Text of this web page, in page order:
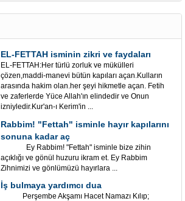
EL-FETTAH isminin zikri ve faydaları
EL-FETTAH:Her türlü zorluk ve mükülleri
çözen,maddi-manevi bütün kapıları açan.Kulların
arasında hakim olan.her şeyi hikmetle açan. Fetih
ve zaferlerde Yüce Allah'ın elindedir ve Onun
izniyledir.Kur'an-ı Kerim'in ...
Rabbim! "Fettah" isminle hayır kapılarını
sonuna kadar aç
Ey Rabbim! "Fettah" isminle bize zihin
açıklığı ve gönül huzuru ikram et. Ey Rabbim
Zihnimizi ve gönlümüzü hayırlara ...
İş bulmaya yardımcı dua
Perşembe Akşamı Hacet Namazı Kılıp;